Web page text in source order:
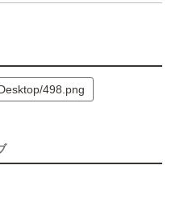
498.png